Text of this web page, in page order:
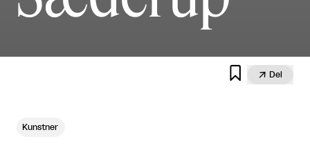
  Del
Kunstner